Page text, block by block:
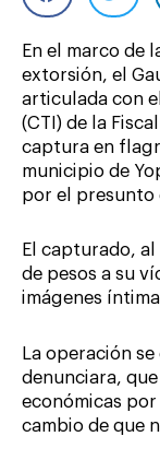
En el marco de
extorsión, el
articulada con
(CTI) de la
captura en
municipio de
por el presunto
El capturado, al
de pesos a su
imágenes
La operación
denunciara,
económicas
cambio de que